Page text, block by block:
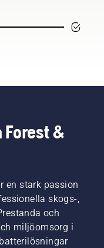
samtidigt
ska du
beskära?
och vilka
verktyg
kan du
behöva?
För att
hjälpa
Forest &
en stark passion
skogs-,
och
miljöomsorg i